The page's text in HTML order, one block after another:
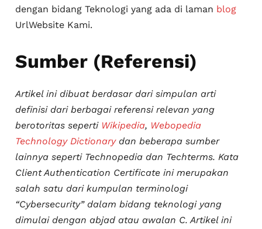
dengan bidang Teknologi yang ada di laman blog
UrlWebsite Kami.
Sumber (Referensi)
Artikel ini dibuat berdasar dari simpulan arti
definisi dari berbagai referensi relevan yang
berotoritas seperti Wikipedia, Webopedia
Technology Dictionarydan beberapa sumber
lainnya seperti Technopedia dan Techterms. Kata
Client Authentication Certificate ini merupakan
salah satu dari kumpulan terminologi
“Cybersecurity” dalam bidang teknologi yang
dimulai dengan abjad atau awalan C. Artikel ini